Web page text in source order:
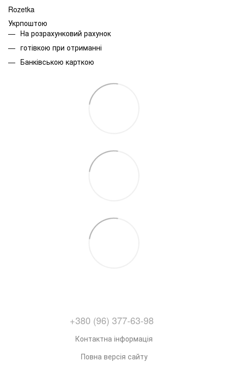
Rozetka
Укрпоштою
На розрахунковий рахунок
готівкою при отриманні
Банківською карткою
+380 (96) 377-63-98
Контактна інформація
Повна версія сайту